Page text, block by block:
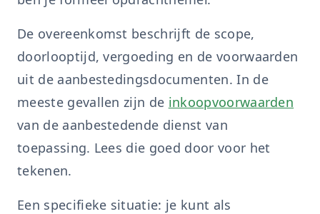
De overeenkomst beschrijft de scope,
doorlooptijd, vergoeding en de voorwaarden
uit de aanbestedingsdocumenten. In de
meeste gevallen zijn de inkoopvoorwaarden
van de aanbestedende dienst van
toepassing. Lees die goed door voor het
tekenen.
Een specifieke situatie: je kunt als